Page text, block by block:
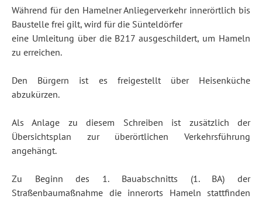
Während für den Hamelner Anliegerverkehr innerörtlich bis
Baustelle frei gilt, wird für die Sünteldörfer
eine Umleitung über die B217 ausgeschildert, um Hameln
zu erreichen.
Den Bürgern ist es freigestellt über Heisenküche
abzukürzen.
Als Anlage zu diesem Schreiben ist zusätzlich der
Übersichtsplan zur überörtlichen Verkehrsführung
angehängt.
Zu Beginn des 1. Bauabschnitts (1. BA) der
Straßenbaumaßnahme die innerorts Hameln stattfinden